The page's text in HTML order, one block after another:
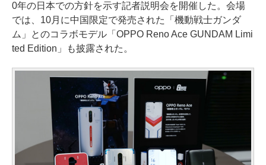
0年の日本での方針を示す記者説明会を開催した。会場
では、10月に中国限定で発売された「機動戦士ガンダ
ム」とのコラボモデル「OPPO Reno Ace GUNDAM Limi
ted Edition」も披露された。